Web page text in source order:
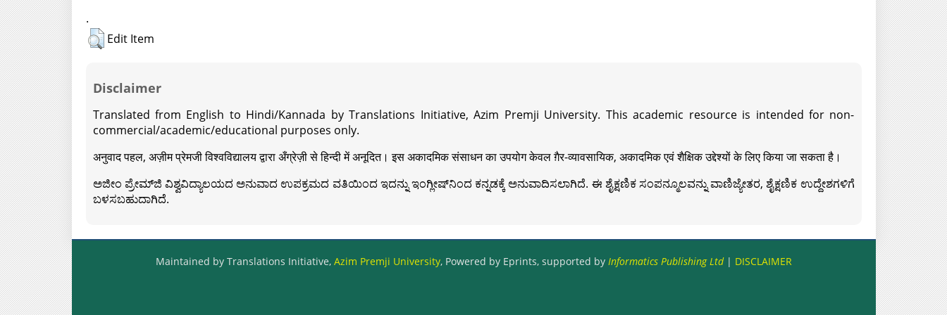
.
Edit Item
Disclaimer
Translated from English to Hindi/Kannada by Translations Initiative, Azim Premji University. This academic resource is intended for non-
commercial/academic/educational purposes only.
अनुवाद पहल, अज़ीम प्रेमजी विश्वविद्यालय द्वारा अँग्रेज़ी से हिन्दी में अनूदित। इस अकादमिक संसाधन का उपयोग केवल ग़ैर-व्यावसायिक, अकादमिक एवं शैक्षिक उद्देश्यों के लिए किया जा सकता है।
ಅಜೀಂ ಪ್ರೇಮ್‍ಜಿ ವಿಶ್ವವಿದ್ಯಾಲಯದ ಅನುವಾದ ಉಪಕ್ರಮದ ವತಿಯಿಂದ ಇದನ್ನು ಇಂಗ್ಲೀಷ್‍ನಿಂದ ಕನ್ನಡಕ್ಕೆ ಅನುವಾದಿಸಲಾಗಿದೆ. ಈ ಶೈಕ್ಷಣಿಕ ಸಂಪನ್ಮೂಲವನ್ನು ವಾಣಿಜ್ಯೇತರ, ಶೈಕ್ಷಣಿಕ ಉದ್ದೇಶಗಳಿಗೆ
ಬಳಸಬಹುದಾಗಿದೆ.
Maintained by Translations Initiative, Azim Premji University, Powered by Eprints, supported by Informatics Publishing Ltd| DISCLAIMER